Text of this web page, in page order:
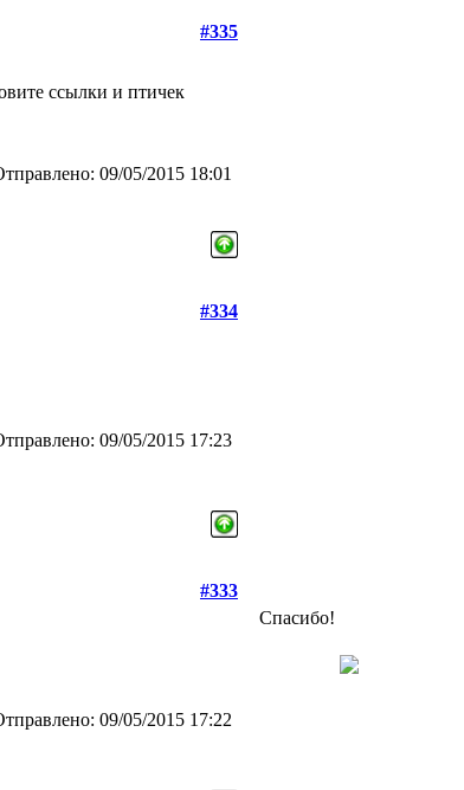
#335
ссылки и птичек
09/05/2015 18:01
#334
09/05/2015 17:23
#333
09/05/2015 17:22
Спасибо!